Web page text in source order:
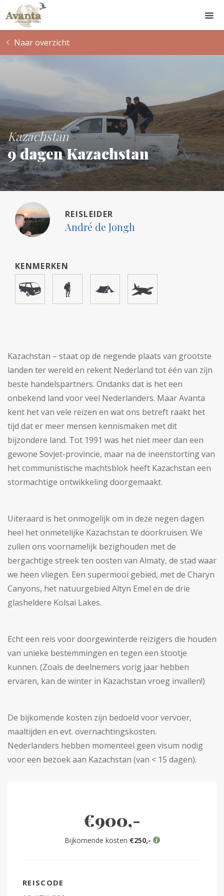
Naar overzicht
Kazachstan
9 dagen Kazachstan
REISLEIDER
André de Jongh
KENMERKEN
Kazachstan – staat op de negende plaats van grootste
landen ter wereld en rekent Nederland tot één van zijn
beste handelspartners. Ondanks dat is het een
onbekend land voor veel Nederlanders. Maar Avanta
kent het van vele reizen en wat ons betreft raakt het
tijd dat er meer mensen kennismaken met dit
bijzondere land. Tot 1991 was het niet meer dan een
gewone Sovjet-provincie, maar na de ineenstorting van
het communistische machtsblok heeft Kazachstan een
stormachtige ontwikkeling doorgemaakt.
Uiteraard is het onmogelijk om in deze negen dagen
heel het onmetelijke Kazachstan te doorkruisen. We
zullen ons voornamelijk bezighouden met de
bergachtige streek ten oosten van Almaty, de stad waar
we heen vliegen. Een supermooi gebied, met de Charyn
Canyons, het natuurgebied Altyn Emel en de drie
glasheldere Kolsai Lakes.
Echt een reis voor doorgewinterde reizigers die houden
van unieke bestemmingen en tegen een stootje
kunnen. (Zoals de deelnemers vorig jaar hebben
ervaren, kan de winter in Kazachstan vroeg invallen!)
De bijkomende kosten zijn bedoeld voor vervoer,
maaltijden en evt. overnachtingskosten.
Nederlanders hebben momenteel geen visum nodig
voor een bezoek aan Kazachstan (van < 15 dagen).
€900,-
Bijkomende kosten €250,-
REISCODE